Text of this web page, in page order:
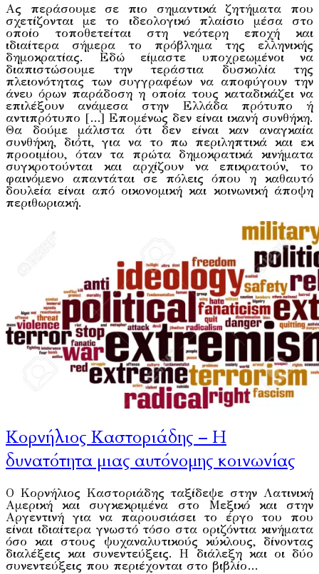
Ας περάσουμε σε πιο σημαντικά ζητήματα που
σχετίζονται με το ιδεολογικό πλαίσιο μέσα στο
οποίο τοποθετείται στη νεότερη εποχή και
ιδιαίτερα σήμερα το πρόβλημα της ελληνικής
δημοκρατίας. Εδώ είμαστε υποχρεωμένοι να
διαπιστώσουμε την τεράστια δυσκολία της
πλειονότητας των συγγραφέων να αποφύγουν την
άνευ όρων παράδοση η οποία τους καταδικάζει να
επιλέξουν ανάμεσα στην Ελλάδα πρότυπο ή
αντιπρότυπο […] Επομένως δεν είναι ικανή συνθήκη.
Θα δούμε μάλιστα ότι δεν είναι καν αναγκαία
συνθήκη, διότι, για να το πω περιληπτικά και εκ
προοιμίου, όταν τα πρώτα δημοκρατικά κινήματα
συγκροτούνται και αρχίζουν να επικρατούν, το
φαινόμενο απαντάται σε πόλεις όπου η καθαυτό
δουλεία είναι από οικονομική και κοινωνική άποψη
περιθωριακή.
Κορνήλιος Καστοριάδης – Η
δυνατότητα μιας αυτόνομης κοινωνίας
Ο Κορνήλιος Καστοριάδης ταξίδεψε στην Λατινική
Αμερική και συγκεκριμένα στο Μεξικό και στην
Αργεντινή για να παρουσιάσει το έργο του που
είναι ιδιαίτερα γνωστό τόσο στα οριζόντια κινήματα
όσο και στους ψυχαναλυτικούς κύκλους, δίνοντας
διαλέξεις και συνεντεύξεις. Η διάλεξη και οι δύο
συνεντεύξεις που περιέχονται στο βιβλίο…